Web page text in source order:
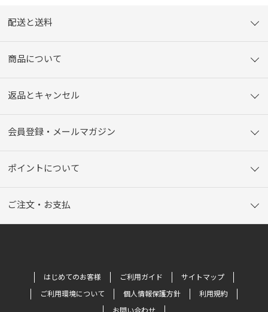
配送と送料
商品について
返品とキャンセル
会員登録・メールマガジン
ポイントについて
ご注文・お支払
はじめてのお客様 ご利用ガイド
サイトマップ
ご利用環境について
個人情報保護方針
利用規約